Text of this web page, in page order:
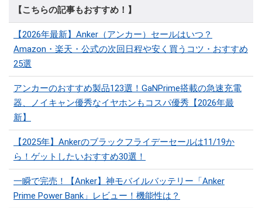
【こちらの記事もおすすめ！】
【2026年最新】Anker（アンカー）セールはいつ？
Amazon・楽天・公式の次回日程や安く買うコツ・おすすめ
25選
アンカーのおすすめ製品123選！GaNPrime搭載の急速充電
器、ノイキャン優秀なイヤホンもコスパ優秀【2026年最
新】
【2025年】Ankerのブラックフライデーセールは11/19か
ら！ゲットしたいおすすめ30選！
一瞬で完売！【Anker】神モバイルバッテリー「Anker
Prime Power Bank」レビュー！機能性は？